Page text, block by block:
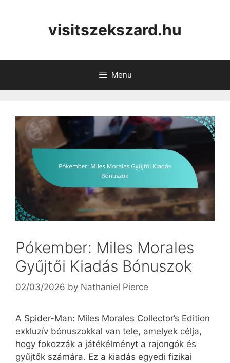
visitszekszard.hu
Menu
Pókember: Miles Morales
Gyűjtői Kiadás Bónuszok
02/03/2026 by Nathaniel Pierce
A Spider-Man: Miles Morales Collector’s Edition
exkluzív bónuszokkal van tele, amelyek célja,
hogy fokozzák a játékélményt a rajongók és
gyűjtők számára. Ez a kiadás egyedi fizikai